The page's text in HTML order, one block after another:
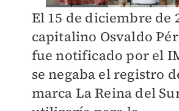
El 15 de diciembre de
capitalino Osvaldo
fue notificado por el
se negaba el registro
marca La Reina del